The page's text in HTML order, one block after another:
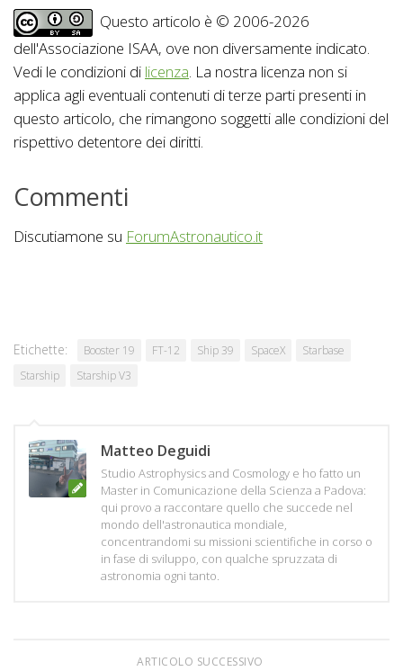
Questo articolo è © 2006-2026
dell'Associazione ISAA, ove non diversamente indicato.
Vedi le condizioni di licenza. La nostra licenza non si
applica agli eventuali contenuti di terze parti presenti in
questo articolo, che rimangono soggetti alle condizioni del
rispettivo detentore dei diritti.
Commenti
Discutiamone su ForumAstronautico.it
Etichette: Booster 19 FT-12 Ship 39 SpaceX
Starbase
Starship
Starship V3
Matteo Deguidi
Studio Astrophysics and Cosmology e ho fatto un
Master in Comunicazione della Scienza a Padova:
qui provo a raccontare quello che succede nel
mondo dell'astronautica mondiale,
concentrandomi su missioni scientifiche in corso o
in fase di sviluppo, con qualche spruzzata di
astronomia ogni tanto.
ARTICOLO SUCCESSIVO